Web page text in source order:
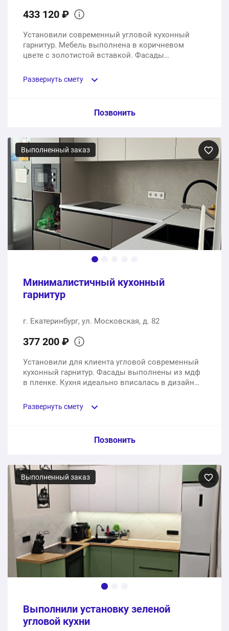
433 120 ₽
Установили современный угловой кухонный
гарнитур. Мебель выполнена в коричневом
цвете с золотистой вставкой. Фасады
Развернуть смету
Пункт сметы / Ед. изм. / Цена
Угловой кухонный гарнитур с фасадами из мдф в
эмали, с доставкой и сборкой
1 шт. 433120 ₽
Общая стоимость: 433120 ₽
Позвонить
Выполненный заказ
Минималистичный кухонный
гарнитур
г. Екатеринбург, ул. Московская, д. 82
377 200 ₽
Установили для клиента угловой современный
кухонный гарнитур. Фасады выполнены из мдф
в пленке. Кухня идеально вписалась в дизайн
Развернуть смету
Пункт сметы / Ед. изм. / Цена
Угловая современная кухня
1 шт.
Общая стоимость: 377200 ₽
Позвонить
Выполненный заказ
Выполнили установку зеленой
угловой кухни